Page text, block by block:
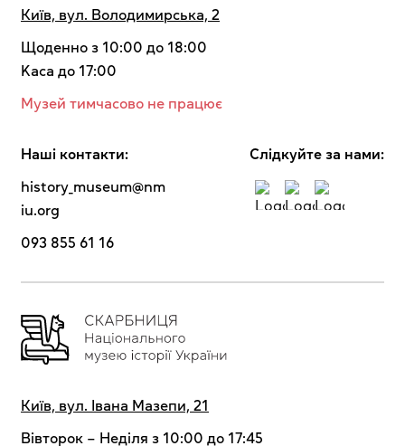
Київ, вул. Володимирська, 2
Щоденно з 10:00 до 18:00
Kaca до 17:00
Музей тимчасово не працює
Наші контакти:
history_museum@nm
iu.org
093 855 61 16
Cлідкуйте за нами:
Київ, вул. Івана Мазепи, 21
Вівторок – Неділя з 10:00 до 17:45